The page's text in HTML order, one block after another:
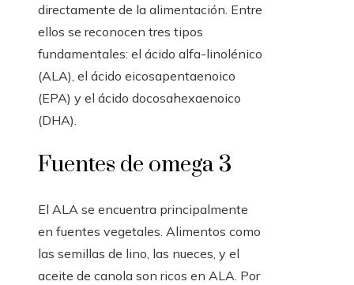
directamente de la alimentación. Entre
ellos se reconocen tres tipos
fundamentales: el ácido alfa-linolénico
(ALA), el ácido eicosapentaenoico
(EPA) y el ácido docosahexaenoico
(DHA).
Fuentes de omega 3
El ALA se encuentra principalmente
en fuentes vegetales. Alimentos como
las semillas de lino, las nueces, y el
aceite de canola son ricos en ALA. Por